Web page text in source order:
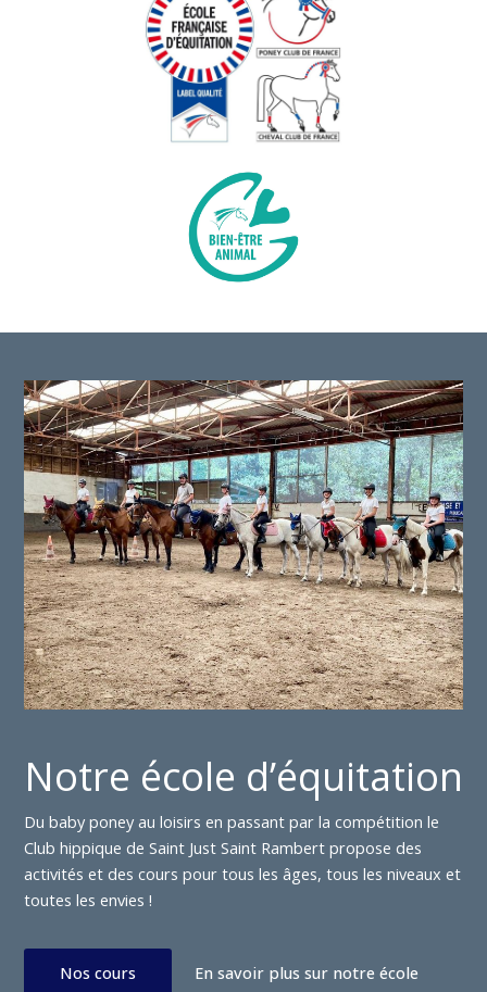
Notre école d’équitation
Du baby poney au loisirs en passant par la compétition le
Club hippique de Saint Just Saint Rambert propose des
activités et des cours pour tous les âges, tous les niveaux et
toutes les envies !
Nos cours En savoir plus sur notre école